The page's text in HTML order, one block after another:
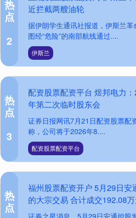
热
点
2
近拦截两艘油轮
据伊朗学生通讯社报道，伊斯兰
图经“危险”的南部航线通过....
伊斯兰
热
点
3
配资股票配资平台 煜邦电力
年第二次临时股东会
证券日报网讯7月21日配资股票配
称，公司将于2026年8....
配资股票配资平台
热
点
福州股票配资开户 5月29日安
的大宗交易 合计成交192.08
证券之星消息，5月29日安通控股